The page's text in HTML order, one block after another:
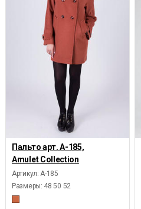
Пальто арт. А-185,
Amulet Collection
Артикул: А-185
Размеры: 48 50 52